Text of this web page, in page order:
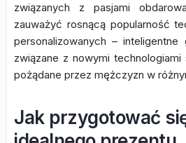
związanych z pasjami
zauważyć rosnącą popularność
personalizowanych –
związane z nowymi
pożądane przez mężczyzn w
Jak przygotować